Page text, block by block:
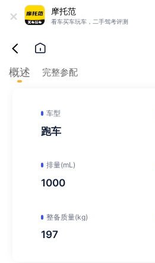
+ 摩托范
看车买车玩车，二手驾考评测
概述 完整参配
车型
跑车
排量(mL)
1000
整备质量(kg)
197